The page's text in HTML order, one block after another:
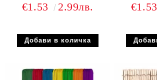
€1.53 2.99лв. €1.53